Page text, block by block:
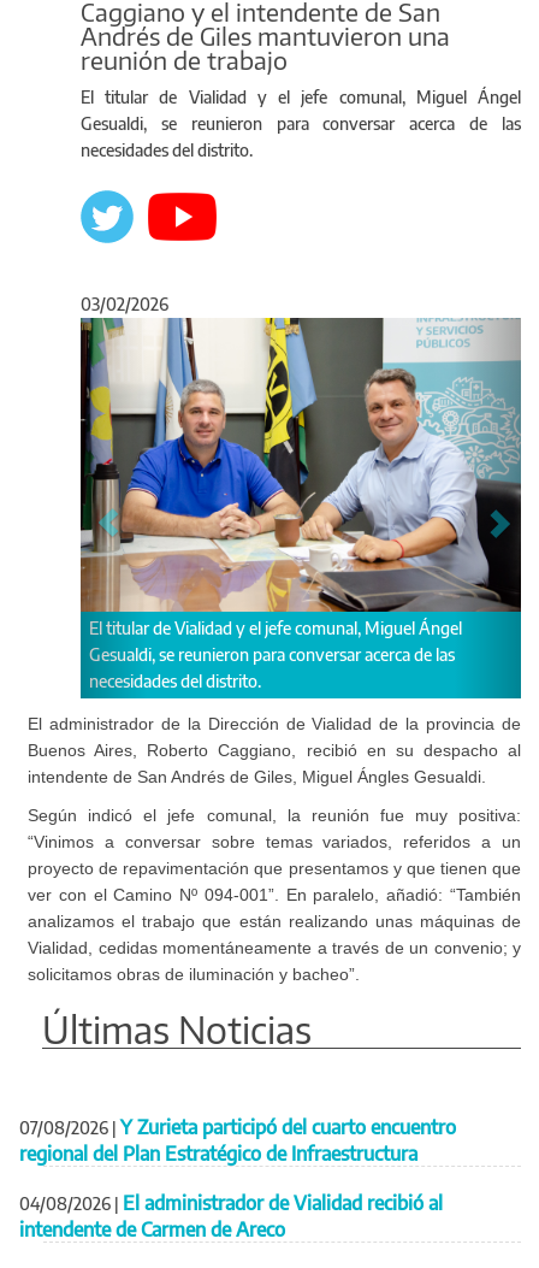
Caggiano y el intendente de San
Andrés de Giles mantuvieron una
reunión de trabajo
El titular de Vialidad y el jefe comunal, Miguel Ángel
Gesualdi, se reunieron para conversar acerca de las
necesidades del distrito.
03/02/2026
de Vialidad y el jefe comunal, Miguel Ángel
se reunieron para conversar acerca de las
del distrito.
"Analizamos el
máquinas de
Gesualdi.
Anterior
El administrador de la Dirección de Vialidad de la provincia de
Buenos Aires, Roberto Caggiano, recibió en su despacho al
intendente de San Andrés de Giles, Miguel Ángles Gesualdi.
Según indicó el jefe comunal, la reunión fue muy positiva:
“Vinimos a conversar sobre temas variados, referidos a un
proyecto de repavimentación que presentamos y que tienen que
ver con el Camino Nº 094-001”. En paralelo, añadió: “También
analizamos el trabajo que están realizando unas máquinas de
Vialidad, cedidas momentáneamente a través de un convenio; y
solicitamos obras de iluminación y bacheo”.
Últimas Noticias
07/08/2026 | Y Zurieta participó del cuarto encuentro
regional del Plan Estratégico de Infraestructura
04/08/2026 | El administrador de Vialidad recibió al
intendente de Carmen de Areco